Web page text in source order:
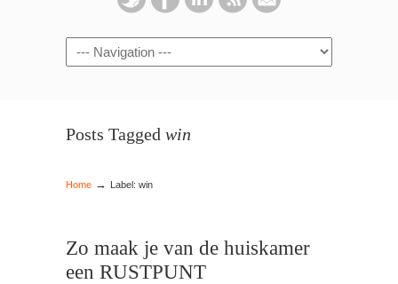
Navigation
Posts Tagged win
Home → Label: win
Zo maak je van de huiskamer
een RUSTPUNT